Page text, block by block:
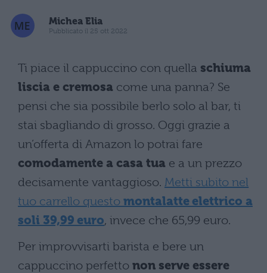
Michea Elia
Pubblicato il 25 ott 2022
Ti piace il cappuccino con quella schiuma
liscia e cremosa come una panna? Se
pensi che sia possibile berlo solo al bar, ti
stai sbagliando di grosso. Oggi grazie a
un’offerta di Amazon lo potrai fare
comodamente a casa tua e a un prezzo
decisamente vantaggioso. Metti subito nel
tuo carrello questo montalatte elettrico a
soli 39,99 euro, invece che 65,99 euro.
Per improvvisarti barista e bere un
cappuccino perfetto non serve essere